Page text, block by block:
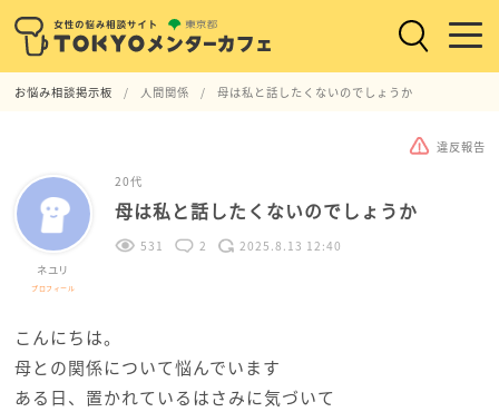
お悩み相談掲示板 人間関係 母は私と話したくないのでしょうか
違反報告
ネユリ
プロフィール
20代
母は私と話したくないのでしょうか
531 2 2025.8.13 12:40
こんにちは。
母との関係について悩んでいます
ある日、置かれているはさみに気づいて